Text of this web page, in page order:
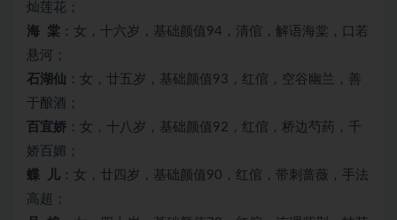
灿莲花；
海 棠 ：女，十六岁，基础颜值94，清倌，解语海棠，口若
悬河；
石湖仙 ：女，廿五岁，基础颜值93，红倌，空谷幽兰，善
于酿酒；
百宜娇 ：女，十八岁，基础颜值92，红倌，桥边芍药，千
娇百媚；
蝶 儿 ：女，廿四岁，基础颜值90，红倌，带刺蔷薇，手法
高超；